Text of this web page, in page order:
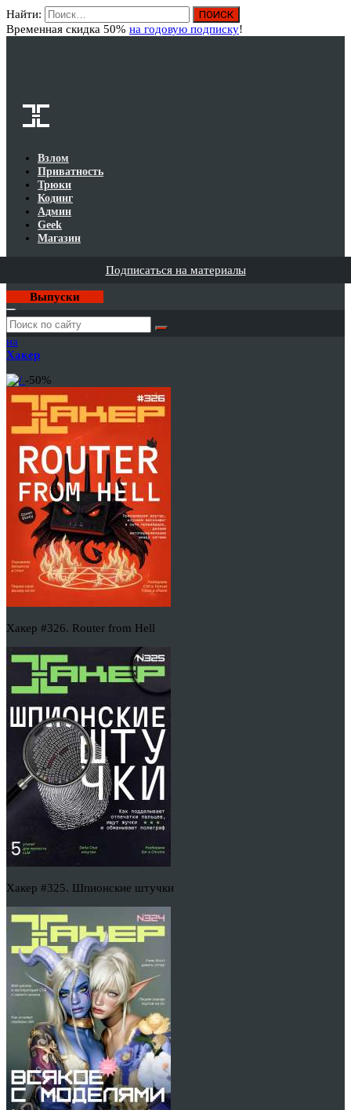
Найти:
Временная скидка 50% на годовую подписку!
Взлом
Приватность
Трюки
Кодинг
Админ
Geek
Магазин
Подписаться на материалы
Выпуски
Годовая
подписка
на
Хакер
-50%
Хакер #326. Router from Hell
Хакер #325. Шпионские штучки